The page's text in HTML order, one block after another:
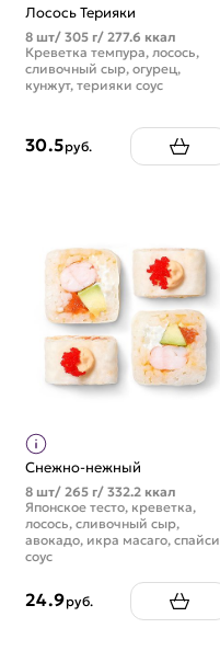
Лосось Терияки
8 шт/ 305 г/ 277.6 ккал
Креветка темпура, лосось,
сливочный сыр, огурец,
кунжут, терияки соус
30.5руб.
Снежно-нежный
8 шт/ 265 г/ 332.2 ккал
Японское тесто, креветка,
лосось, сливочный сыр,
авокадо, икра масаго, спайси
соус
24.9руб.